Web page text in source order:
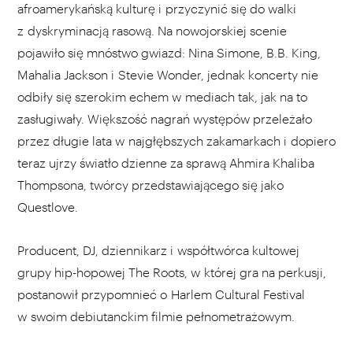
afroamerykańską kulturę i przyczynić się do walki
z dyskryminacją rasową. Na nowojorskiej scenie
pojawiło się mnóstwo gwiazd: Nina Simone, B.B. King,
Mahalia Jackson i Stevie Wonder, jednak koncerty nie
odbiły się szerokim echem w mediach tak, jak na to
zasługiwały. Większość nagrań występów przeleżało
przez długie lata w najgłębszych zakamarkach i dopiero
teraz ujrzy światło dzienne za sprawą Ahmira Khaliba
Thompsona, twórcy przedstawiającego się jako
Questlove.
Producent, DJ, dziennikarz i współtwórca kultowej
grupy hip-hopowej The Roots, w której gra na perkusji,
postanowił przypomnieć o Harlem Cultural Festival
w swoim debiutanckim filmie pełnometrażowym.